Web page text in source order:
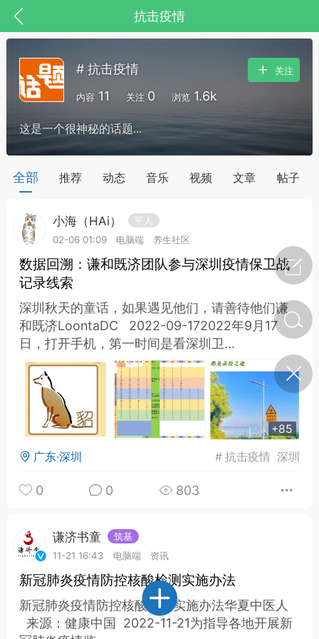
抗击疫情
，华夏中医人：家门口的中医人！
节气气象
·特急预警】关
节返乡期间“闪
急提示
0
如何购买【理肺清瘟膏】
【养正护络膏】？
容平，顺时收
时精气
0
谷气行、营卫通：内经视角
下的脾胃调养要义
# 抗击疫情
内容 11 关注 0 浏览 1.6k
关注
这是一个很神秘的话题...
全部 推荐 动态 音乐 视频 文章 帖子
小海（HAi）
平人
02-06 01:09
电脑端 养生社区
数据回溯：谦和既济团队参与深圳疫情保卫战
记录线索
深圳秋天的童话，如果遇见他们，请善待他们谦
和既济LoontaDC 2022-09-172022年9月17
日，打开手机，第一时间是看深圳卫...
+85
广东·深圳 #抗击疫情 深圳
0 0 803
谦济书童
筑基
11-21 16:43
电脑端 资讯
新冠肺炎疫情防控核酸检测实施办法
新冠肺炎疫情防控核酸检测实施办法华夏中医人
来源：健康中国 2022-11-21为指导各地开展新